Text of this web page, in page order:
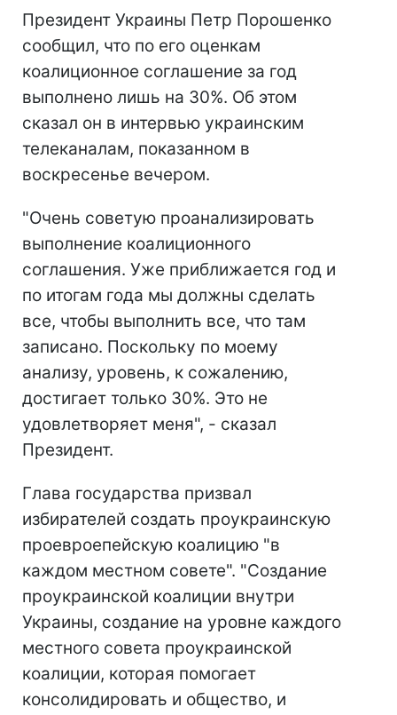
Президент Украины Петр Порошенко
сообщил, что по его оценкам
коалиционное соглашение за год
выполнено лишь на 30%. Об этом
сказал он в интервью украинским
телеканалам, показанном в
воскресенье вечером.
"Очень советую проанализировать
выполнение коалиционного
соглашения. Уже приближается год и
по итогам года мы должны сделать
все, чтобы выполнить все, что там
записано. Поскольку по моему
анализу, уровень, к сожалению,
достигает только 30%. Это не
удовлетворяет меня", - сказал
Президент.
Глава государства призвал
избирателей создать проукраинскую
проевроепейскую коалицию "в
каждом местном совете". "Создание
проукраинской коалиции внутри
Украины, создание на уровне каждого
местного совета проукраинской
коалиции, которая помогает
консолидировать и общество, и